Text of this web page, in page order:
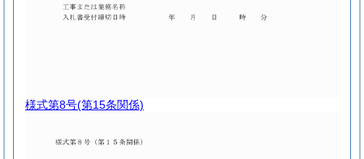
様式第8号(第15条関係)